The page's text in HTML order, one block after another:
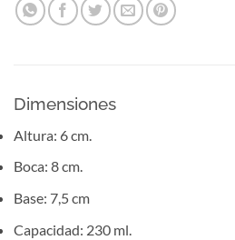
Dimensiones
Altura: 6 cm.
Boca: 8 cm.
Base: 7,5 cm
Capacidad: 230 ml.